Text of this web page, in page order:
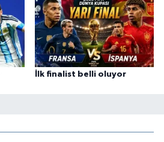
İlk finalist belli oluyor